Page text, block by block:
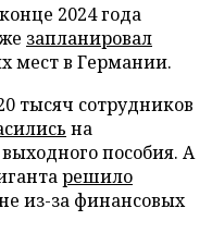
2024 года
запланировал
мест в Германии.
тысяч сотрудников
на
пособия. А
решило
из-за финансовых